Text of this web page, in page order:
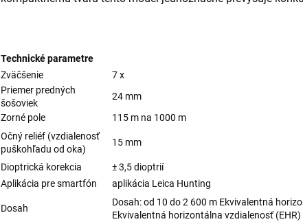
Technické parametre
Zväčšenie
7 x
Priemer predných
šošoviek
24 mm
Zorné pole
115 m na 1000 m
Očný reliéf (vzdialenosť
puškohľadu od oka)
15 mm
Dioptrická korekcia
± 3,5 dioptrií
Aplikácia pre smartfón
aplikácia Leica Hunting
Dosah
Dosah: od 10 do 2 600 m Ekvivalentná
Ekvivalentná horizontálna vzdialenosť